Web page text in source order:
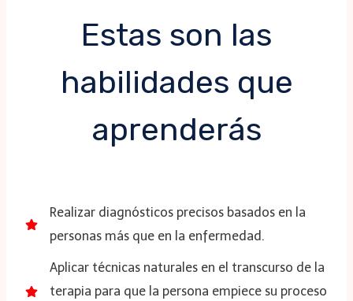
Estas son las
habilidades que
aprenderás
Realizar diagnósticos precisos basados en la
personas más que en la enfermedad.
Aplicar técnicas naturales en el transcurso de la
terapia para que la persona empiece su proceso